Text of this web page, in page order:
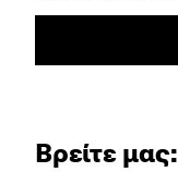
Βρείτε μας: